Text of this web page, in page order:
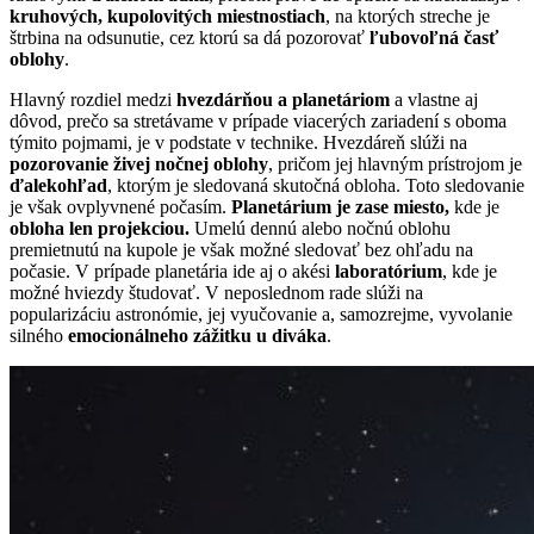
kruhových, kupolovitých miestnostiach, na ktorých streche je
štrbina na odsunutie, cez ktorú sa dá pozorovať ľubovoľná časť
oblohy.
Hlavný rozdiel medzi hvezdárňou a planetáriom a vlastne aj
dôvod, prečo sa stretávame v prípade viacerých zariadení s oboma
týmito pojmami, je v podstate v technike. Hvezdáreň slúži na
pozorovanie živej nočnej oblohy, pričom jej hlavným prístrojom je
ďalekohľad, ktorým je sledovaná skutočná obloha. Toto sledovanie
je však ovplyvnené počasím. Planetárium je zase miesto, kde je
obloha len projekciou. Umelú dennú alebo nočnú oblohu
premietnutú na kupole je však možné sledovať bez ohľadu na
počasie. V prípade planetária ide aj o akési laboratórium, kde je
možné hviezdy študovať. V neposlednom rade slúži na
popularizáciu astronómie, jej vyučovanie a, samozrejme, vyvolanie
silného emocionálneho zážitku u diváka.